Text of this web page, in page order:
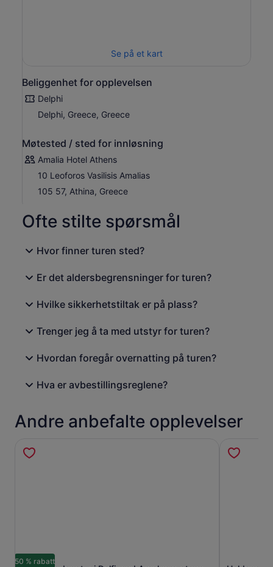
Se på et kart
Beliggenhet for opplevelsen
Delphi
Delphi, Greece, Greece
Møtested / sted for innløsning
Amalia Hotel Athens
10 Leoforos Vasilisis Amalias
105 57, Athina, Greece
Ofte stilte spørsmål
Hvor finner turen sted?
Er det aldersbegrensninger for turen?
Hvilke sikkerhetstiltak er på plass?
Trenger jeg å ta med utstyr for turen?
Hvordan foregår overnatting på turen?
Hva er avbestillingsreglene?
Andre anbefalte opplevelser
50 % rabatt